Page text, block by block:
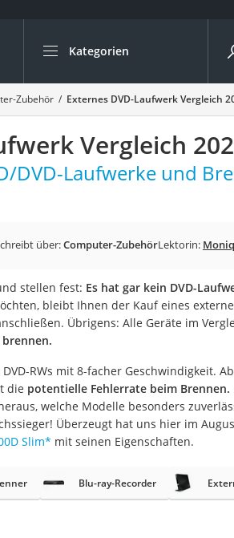
Kategorien
Die beliebtesten Vergleiche nach
Elektronik
Powerstation
Monitor 32 Zoll 4K
Fernseher
Monitor
Laser-Multifunktionsdrucker
Powerline-Adapter
Powerstation mit Solarpanel
Gaming-PC
Soundbar
17-Zoll-Laptop
Satellitenschüssel
Schnurloses Telefon
Zubehör Externes DVD-Laufwerk Vergleich
Vergleich
DVD-Laufwerke und
über:Computer-ZubehörLektorin:
stellen fest: Es hat gar kein DVD-
bleibt Ihnen der Kauf eines
Übrigens: Alle Geräte im
brennen.
RWs mit 8-facher Geschwindigkeit.
die potentielle Fehlerrate beim Brennen.
welche Modelle besonders
Überzeugt hat uns hier im
Slim* mit seinen Eigenschaften.
Blu-ray-Recorder